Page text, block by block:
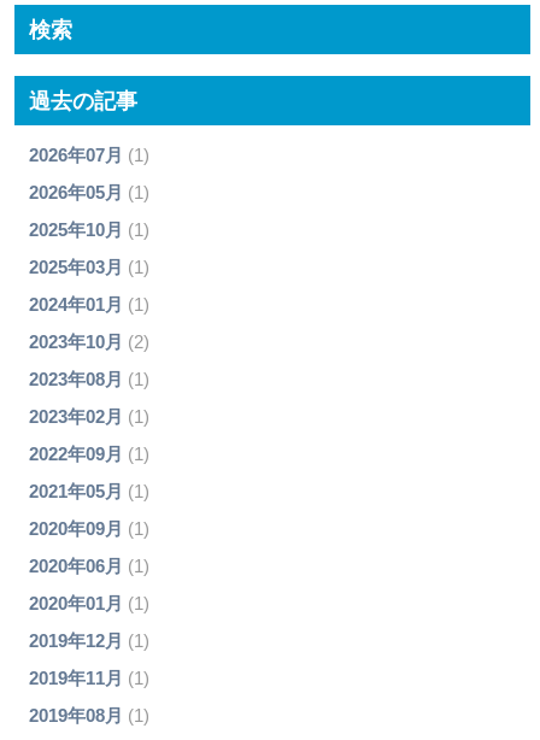
検索
過去の記事
2026年07月 (1)
2026年05月 (1)
2025年10月 (1)
2025年03月 (1)
2024年01月 (1)
2023年10月 (2)
2023年08月 (1)
2023年02月 (1)
2022年09月 (1)
2021年05月 (1)
2020年09月 (1)
2020年06月 (1)
2020年01月 (1)
2019年12月 (1)
2019年11月 (1)
2019年08月 (1)